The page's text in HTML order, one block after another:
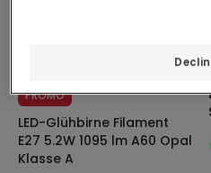
PROMO
LED-Glühbirne Filament
E27 5.2W 1095 lm A60 Opal
Klasse A